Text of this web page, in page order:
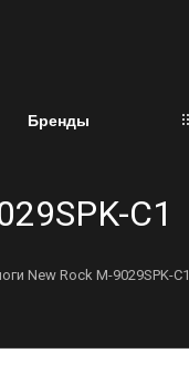
Бренды
C1
New Rock M-9029SPK-C1